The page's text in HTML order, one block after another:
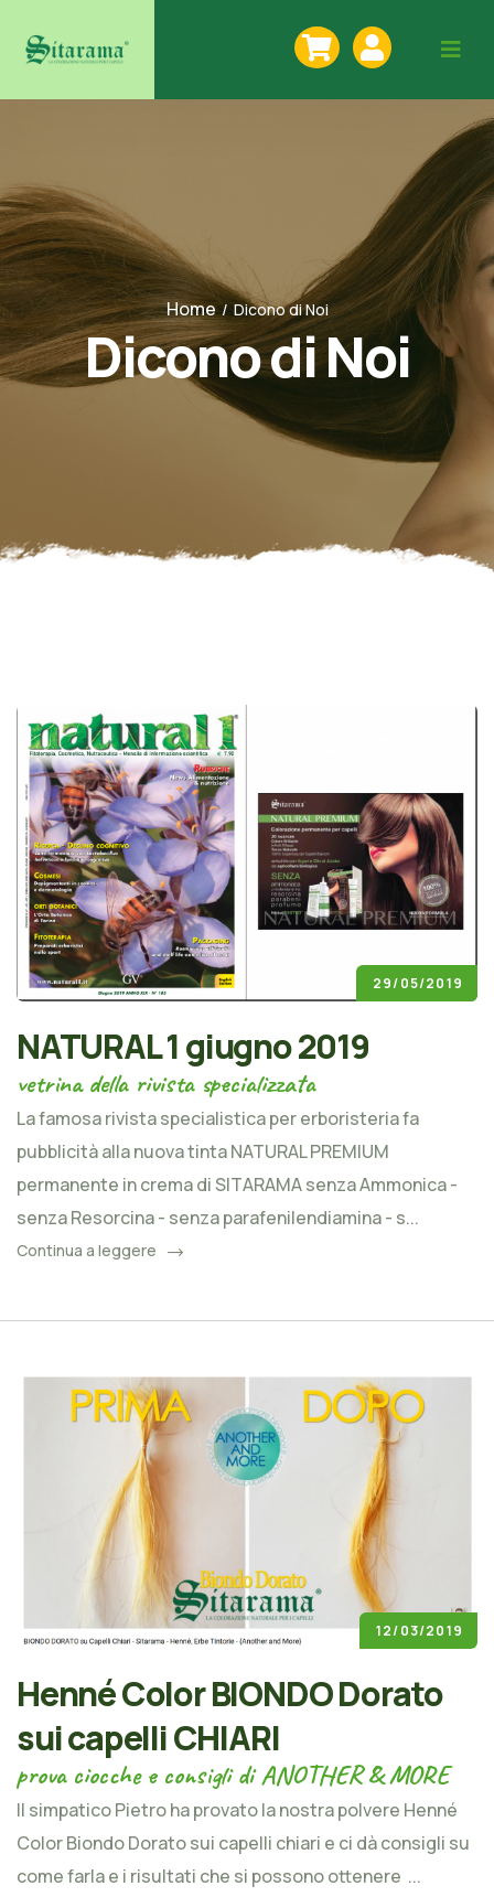
Home / Dicono di Noi
Dicono di Noi
29/05/2019
NATURAL 1 giugno 2019
vetrina della rivista specializzata
La famosa rivista specialistica per erboristeria fa
pubblicità alla nuova tinta NATURAL PREMIUM
permanente in crema di SITARAMA senza Ammonica -
senza Resorcina - senza parafenilendiamina - s...
Continua a leggere
12/03/2019
Henné Color BIONDO Dorato
sui capelli CHIARI
prova ciocche e consigli di ANOTHER & MORE
Il simpatico Pietro ha provato la nostra polvere Henné
Color Biondo Dorato sui capelli chiari e ci dà consigli su
come farla e i risultati che si possono ottenere ...